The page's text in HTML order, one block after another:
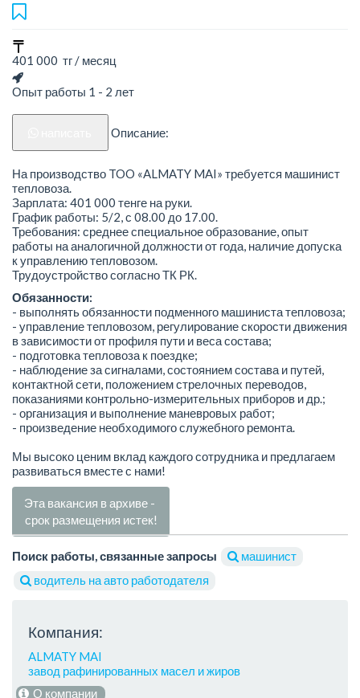
401 000 тг / месяц
Опыт работы 1 - 2 лет
Описание:
На производство TOO «ALMATY MAI» требуется машинист
тепловоза.
Зарплата: 401 000 тенге на руки.
График работы: 5/2, с 08.00 до 17.00.
Требования: среднее специальное образование, опыт
работы на аналогичной должности от года, наличие допуска
к управлению тепловозом.
Трудоустройство согласно ТК РК.
Обязанности:
- выполнять обязанности подменного машиниста тепловоза;
- управление тепловозом, регулирование скорости движения
в зависимости от профиля пути и веса состава;
- подготовка тепловоза к поездке;
- наблюдение за сигналами, состоянием состава и путей,
контактной сети, положением стрелочных переводов,
показаниями контрольно-измерительных приборов и др.;
- организация и выполнение маневровых работ;
- произведение необходимого служебного ремонта.
Мы высоко ценим вклад каждого сотрудника и предлагаем
развиваться вместе с нами!
Эта вакансия в архиве -
срок размещения истек!
Поиск работы, связанные запросы
машинист
водитель на авто работодателя
Компания:
ALMATY MAI
завод рафинированных масел и жиров
О компании